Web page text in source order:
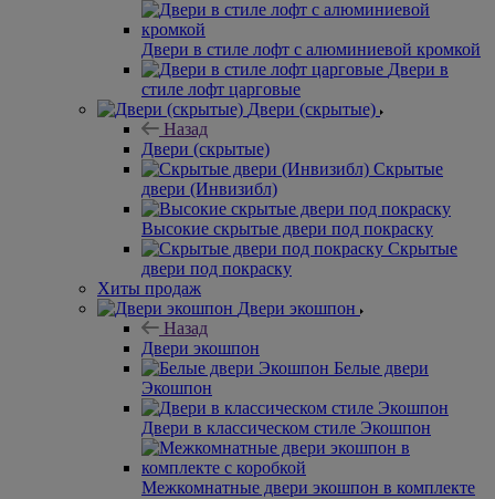
Двери в стиле лофт с алюминиевой кромкой
Двери в
стиле лофт царговые
Двери (скрытые)
Назад
Двери (скрытые)
Скрытые
двери (Инвизибл)
Высокие скрытые двери под покраску
Скрытые
двери под покраску
Хиты продаж
Двери экошпон
Назад
Двери экошпон
Белые двери
Экошпон
Двери в классическом стиле Экошпон
Межкомнатные двери экошпон в комплекте